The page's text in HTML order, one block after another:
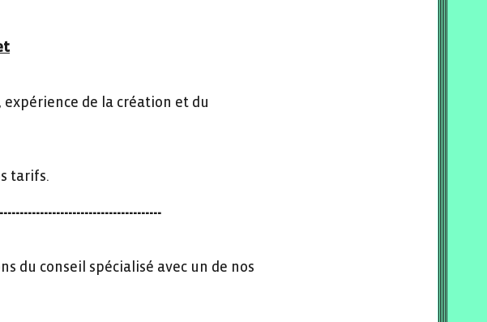
de la création et du
tarifs.
du conseil spécialisé avec un de nos